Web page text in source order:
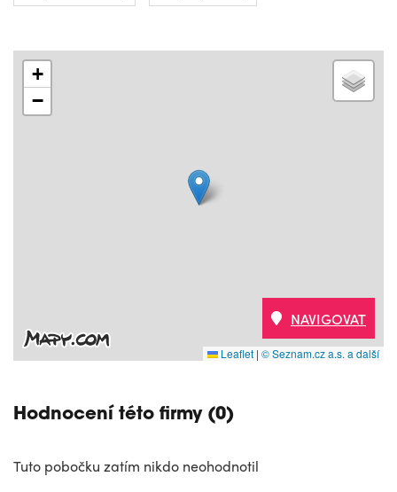
+
−
Leaflet | © Seznam.cz a.s. a další
NAVIGOVAT
Hodnocení této firmy (0)
Tuto pobočku zatím nikdo neohodnotil